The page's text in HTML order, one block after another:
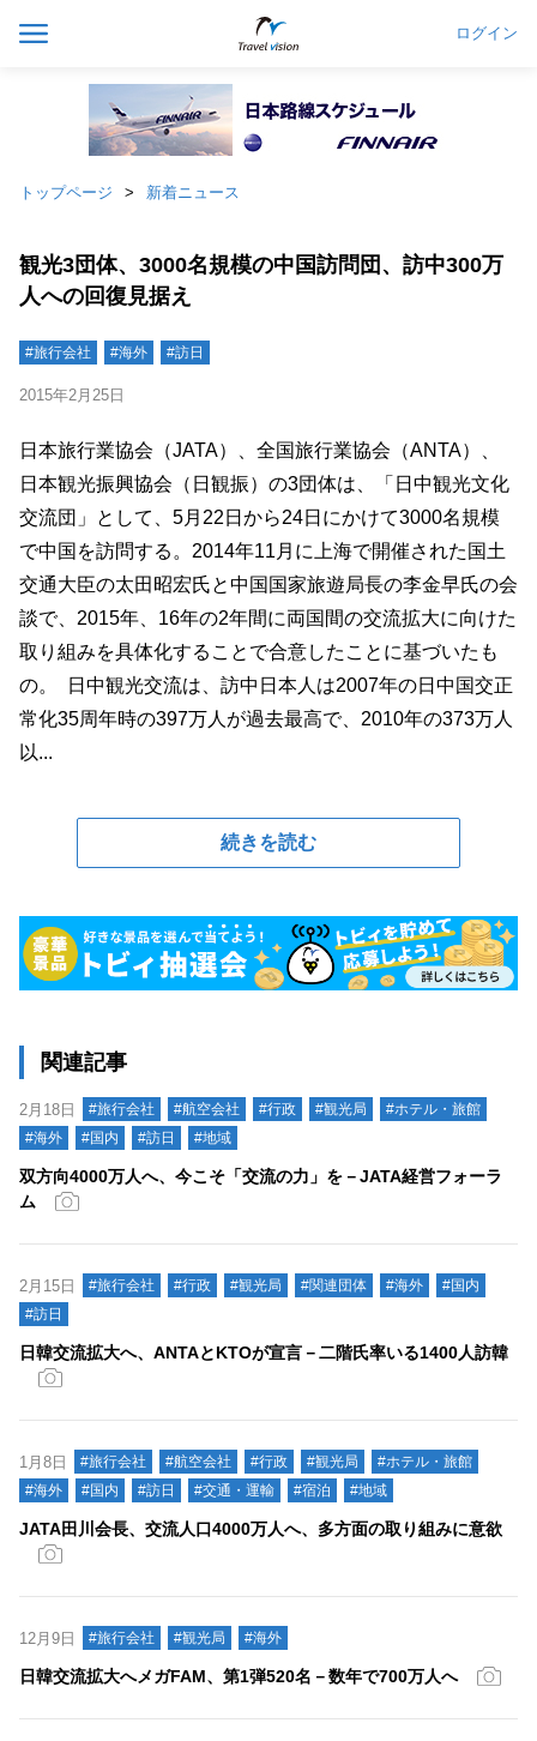
ログイン
トップページ 新着ニュース
観光3団体、3000名規模の中国訪問団、訪中300万
人への回復見据え
#旅行会社 #海外 #訪日
2015年2月25日
日本旅行業協会（JATA）、全国旅行業協会（ANTA）、
日本観光振興協会（日観振）の3団体は、「日中観光文化
交流団」として、5月22日から24日にかけて3000名規模
で中国を訪問する。2014年11月に上海で開催された国土
交通大臣の太田昭宏氏と中国国家旅遊局長の李金早氏の会
談で、2015年、16年の2年間に両国間の交流拡大に向けた
取り組みを具体化することで合意したことに基づいたも
の。 日中観光交流は、訪中日本人は2007年の日中国交正
常化35周年時の397万人が過去最高で、2010年の373万人
以...
続きを読む
関連記事
2月18日 #旅行会社 #航空会社 #行政 #観光局
#ホテル・旅館
#海外
#国内 #訪日 #地域
双方向4000万人へ、今こそ「交流の力」を－JATA経営フォーラ
ム
2月15日 #旅行会社 #行政 #観光局 #関連団体 #海外
#国内
#訪日
日韓交流拡大へ、ANTAとKTOが宣言－二階氏率いる1400人訪韓
1月8日 #旅行会社 #航空会社 #行政 #観光局
#ホテル・旅館
#海外
#国内 #訪日 #交通・運輸 #宿泊 #地域
JATA田川会長、交流人口4000万人へ、多方面の取り組みに意欲
12月9日 #旅行会社 #観光局 #海外
日韓交流拡大へメガFAM、第1弾520名－数年で700万人へ